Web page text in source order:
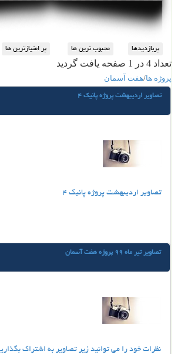
تعداد 4 در 1 صفحه یافت گردید
پروژه ها/هفت آسمان
تصاویر اردیبهشت پروژه پانیک 4
تصاویر اردیبهشت پروژه پانیک 4
تصاویر تیر ماه 99 پروژه هفت آسمان
نظرات خود را می توانید زیر تصاویر به اشتراک